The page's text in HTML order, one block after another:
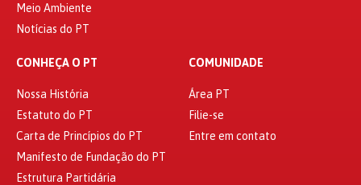
Meio Ambiente
Notícias do PT
CONHEÇA O PT
Nossa História
Estatuto do PT
Carta de Princípios do PT
Manifesto de Fundação do PT
Estrutura Partidária
COMUNIDADE
Área PT
Filie-se
Entre em contato